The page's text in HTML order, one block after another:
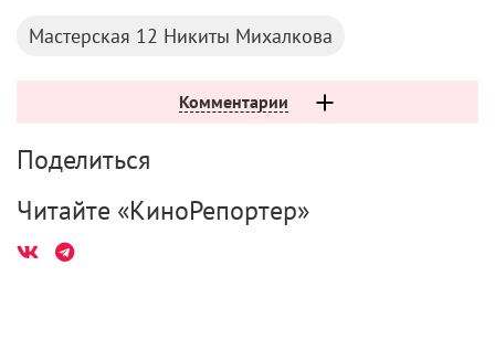
Мастерская 12 Никиты Михалкова
Комментарии
Поделиться
Читайте «КиноРепортер»